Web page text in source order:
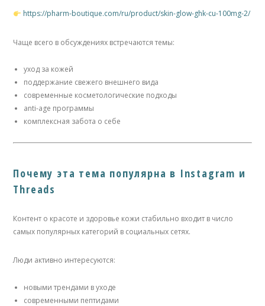
https://pharm-boutique.com/ru/product/skin-glow-ghk-cu-100mg-2/
Чаще всего в обсуждениях встречаются темы:
уход за кожей
поддержание свежего внешнего вида
современные косметологические подходы
anti-age программы
комплексная забота о себе
Почему эта тема популярна в Instagram и
Threads
Контент о красоте и здоровье кожи стабильно входит в число
самых популярных категорий в социальных сетях.
Люди активно интересуются:
новыми трендами в уходе
современными пептидами